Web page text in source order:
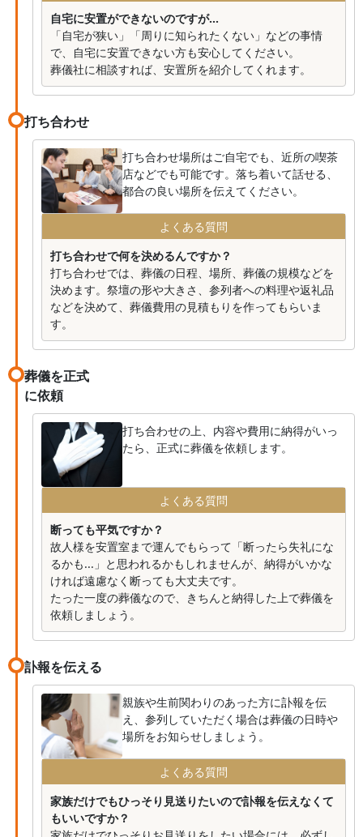
自宅に安置ができないのですが...
「自宅が狭い」「周りに知られたくない」などの事情
で、自宅に安置できない方も安心してください。
葬儀社に相談すれば、安置所を紹介してくれます。
打ち合わせ
打ち合わせ場所はご自宅でも、近所の喫茶
店などでも可能です。落ち着いて話せる、
都合の良い場所を伝えてください。
よくある質問
打ち合わせで何を決めるんですか？
打ち合わせでは、葬儀の日程、場所、葬儀の規模などを
決めます。祭壇の形や大きさ、参列者への料理や返礼品
などを決めて、葬儀費用の見積もりを作ってもらいま
す。
葬儀を正式
に依頼
打ち合わせの上、内容や費用に納得がいっ
たら、正式に葬儀を依頼します。
よくある質問
断っても平気ですか？
故人様を安置室まで運んでもらって「断ったら失礼にな
るかも...」と思われるかもしれませんが、納得がいかな
ければ遠慮なく断っても大丈夫です。
たった一度の葬儀なので、きちんと納得した上で葬儀を
依頼しましょう。
訃報を伝える
親族や生前関わりのあった方に訃報を伝
え、参列していただく場合は葬儀の日時や
場所をお知らせしましょう。
よくある質問
家族だけでもひっそり見送りたいので訃報を伝えなくて
もいいですか？